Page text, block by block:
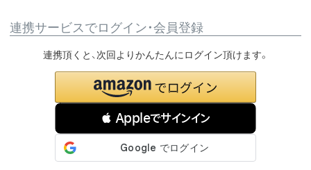
連携サービスでログイン・会員登録
 Appleでサインイン
連携頂くと、次回よりかんたんにログイン頂けます。